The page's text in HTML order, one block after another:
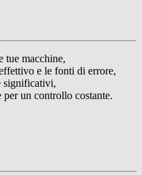
tue macchine,
e le fonti di errore,
significativi,
un controllo costante.